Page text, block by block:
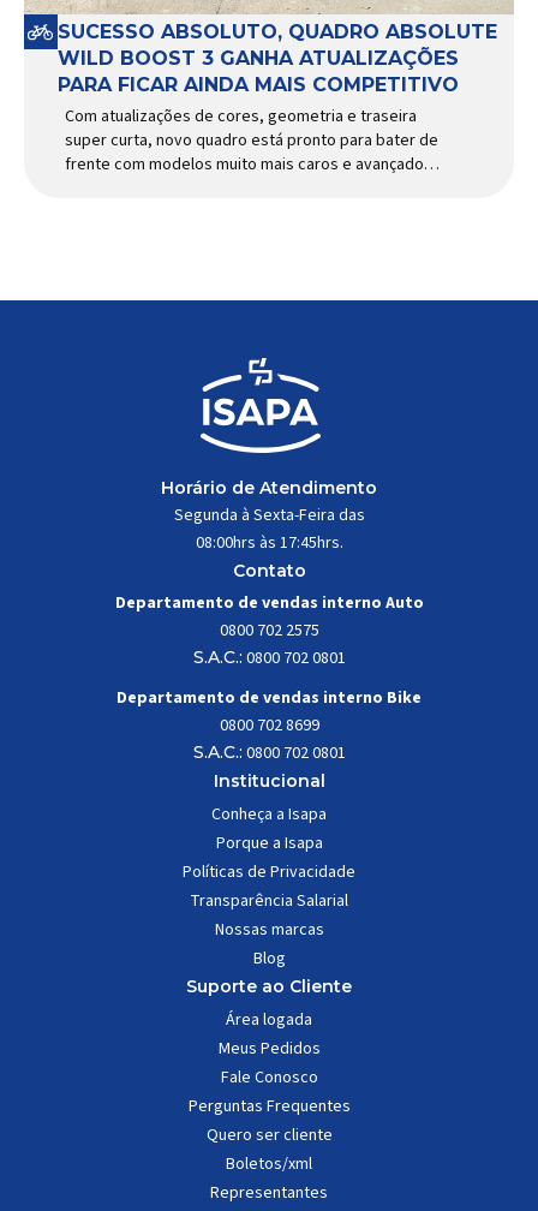
SUCESSO ABSOLUTO, QUADRO ABSOLUTE
WILD BOOST 3 GANHA ATUALIZAÇÕES
PARA FICAR AINDA MAIS COMPETITIVO
Com atualizações de cores, geometria e traseira
super curta, novo quadro está pronto para bater de
frente com modelos muito mais caros e avançados
Horário de Atendimento
Segunda à Sexta-Feira das
08:00hrs às 17:45hrs.
Contato
Departamento de vendas interno Auto
0800 702 2575
S.A.C.: 0800 702 0801
Departamento de vendas interno Bike
0800 702 8699
S.A.C.: 0800 702 0801
Institucional
Conheça a Isapa
Porque a Isapa
Políticas de Privacidade
Transparência Salarial
Nossas marcas
Blog
Suporte ao Cliente
Área logada
Meus Pedidos
Fale Conosco
Perguntas Frequentes
Quero ser cliente
Boletos/xml
Representantes